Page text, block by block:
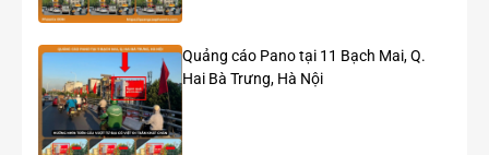
Quảng cáo Pano tại 11 Bạch Mai, Q.
Hai Bà Trưng, Hà Nội